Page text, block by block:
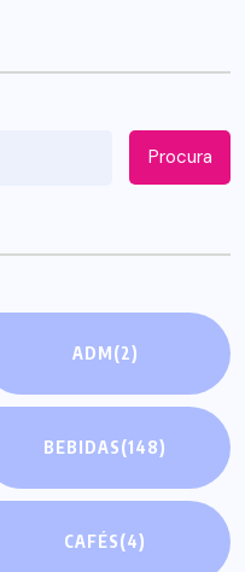
Procura
ADM(2)
BEBIDAS(148)
CAFÉS(4)